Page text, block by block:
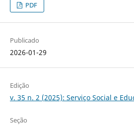
PDF
Publicado
2026-01-29
Edição
v. 35 n. 2 (2025): Serviço Social e
Seção